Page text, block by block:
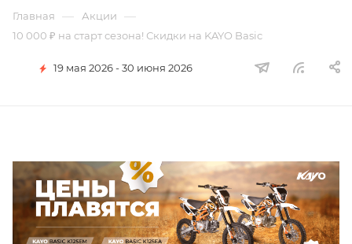
Главная — Акции —
10 000 ₽ на старт сезона! Скидки на KAYO Basic
19 мая 2026 - 30 июня 2026